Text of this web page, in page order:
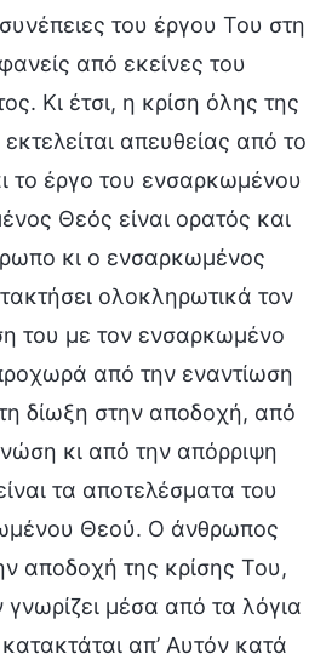
του έργου Του στη
από εκείνες του
Κι έτσι, η κρίση όλης της
απευθείας από το
το έργο του ενσαρκωμένου
Θεός είναι ορατός και
κι ο ενσαρκωμένος
ολοκληρωτικά τον
του με τον ενσαρκωμένο
από την εναντίωση
δίωξη στην αποδοχή, από
κι από την απόρριψη
τα αποτελέσματα του
Θεού. Ο άνθρωπος
αποδοχή της κρίσης Του,
μέσα από τα λόγια
απ’ Αυτόν κατά